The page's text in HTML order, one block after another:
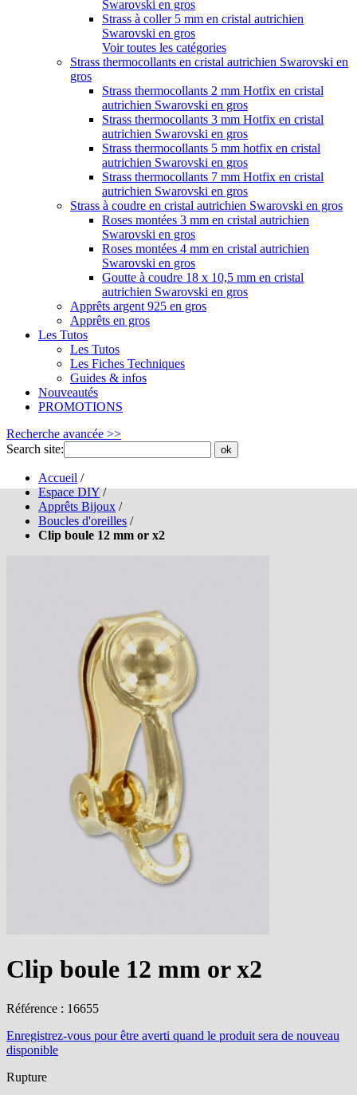
Swarovski en gros
Strass à coller 5 mm en cristal autrichien
Swarovski en gros
Voir toutes les catégories
Strass thermocollants en cristal autrichien Swarovski en
gros
Strass thermocollants 2 mm Hotfix en cristal
autrichien Swarovski en gros
Strass thermocollants 3 mm Hotfix en cristal
autrichien Swarovski en gros
Strass thermocollants 5 mm hotfix en cristal
autrichien Swarovski en gros
Strass thermocollants 7 mm Hotfix en cristal
autrichien Swarovski en gros
Strass à coudre en cristal autrichien Swarovski en gros
Roses montées 3 mm en cristal autrichien
Swarovski en gros
Roses montées 4 mm en cristal autrichien
Swarovski en gros
Goutte à coudre 18 x 10,5 mm en cristal
autrichien Swarovski en gros
Apprêts argent 925 en gros
Apprêts en gros
Les Tutos
Les Tutos
Les Fiches Techniques
Guides & infos
Nouveautés
PROMOTIONS
Recherche avancée >>
Search site:
ok
Accueil /
Espace DIY /
Apprêts Bijoux /
Boucles d'oreilles /
Clip boule 12 mm or x2
Clip boule 12 mm or x2
Référence : 16655
Enregistrez-vous pour être averti quand le produit sera de nouveau
disponible
Rupture